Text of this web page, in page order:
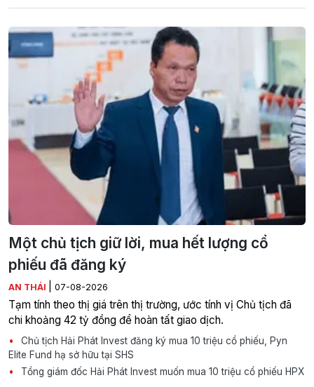
Một chủ tịch giữ lời, mua hết lượng cổ
phiếu đã đăng ký
AN THÁI 07-08-2026
Tạm tính theo thị giá trên thị trường, ước tính vị Chủ tịch đã
chi khoảng 42 tỷ đồng để hoàn tất giao dịch.
Chủ tịch Hải Phát Invest đăng ký mua 10 triệu cổ phiếu, Pyn
Elite Fund hạ sở hữu tại SHS
Tổng giám đốc Hải Phát Invest muốn mua 10 triệu cổ phiếu HPX